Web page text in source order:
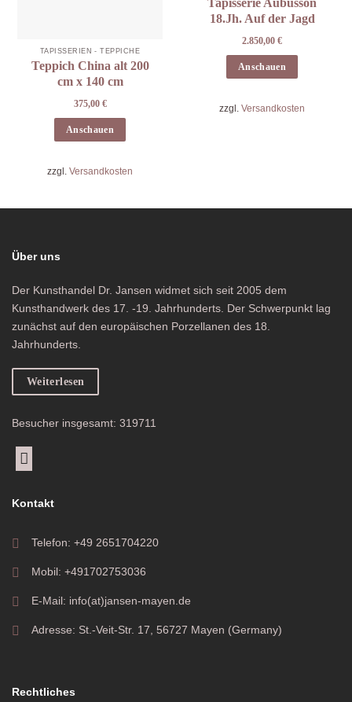
TAPISSERIEN - TEPPICHE
Teppich China alt 200
cm x 140 cm
375,00 €
Anschauen
zzgl. Versandkosten
Tapisserie Aubusson
18.Jh. Auf der Jagd
2.850,00 €
Anschauen
zzgl. Versandkosten
Über uns
Der Kunsthandel Dr. Jansen widmet sich seit 2005 dem
Kunsthandwerk des 17. -19. Jahrhunderts. Der Schwerpunkt lag
zunächst auf den europäischen Porzellanen des 18.
Jahrhunderts.
Weiterlesen
Besucher insgesamt: 319711
Kontakt
Telefon: +49 2651704220
Mobil: +491702753036
E-Mail: info(at)jansen-mayen.de
Adresse: St.-Veit-Str. 17, 56727 Mayen (Germany)
Rechtliches